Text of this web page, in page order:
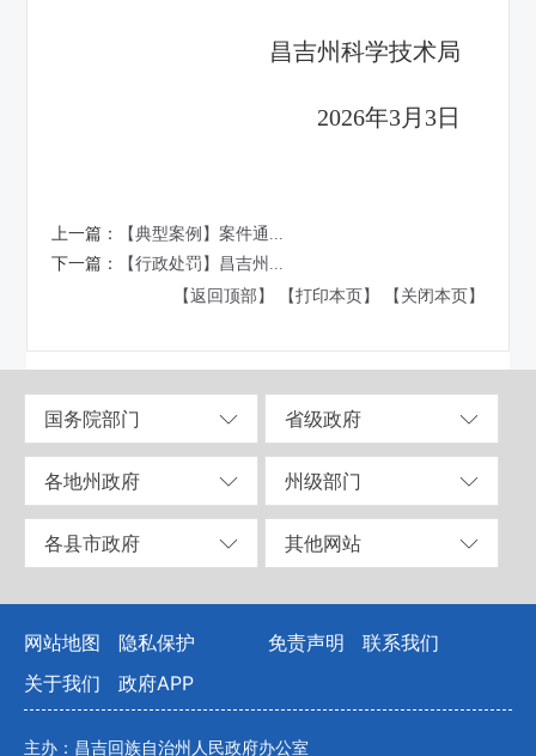
昌吉州科学技术局
2026年3月3日
上一篇：
【典型案例】案件通...
下一篇：
【行政处罚】昌吉州...
【返回顶部】
【打印本页】 【关闭本页】
国务院部门 省级政府
各地州政府 州级部门
各县市政府 其他网站
网站地图 隐私保护 免责声明
联系我们
关于我们
政府APP
主办：昌吉回族自治州人民政府办公室